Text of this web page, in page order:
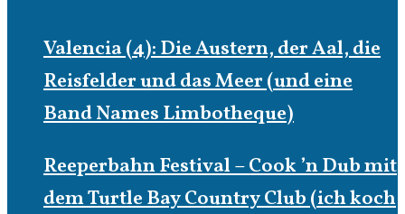
Valencia (4): Die Austern, der Aal, die
Reisfelder und das Meer (und eine
Band Names Limbotheque)
Reeperbahn Festival – Cook ’n Dub mit
dem Turtle Bay Country Club (ich koch